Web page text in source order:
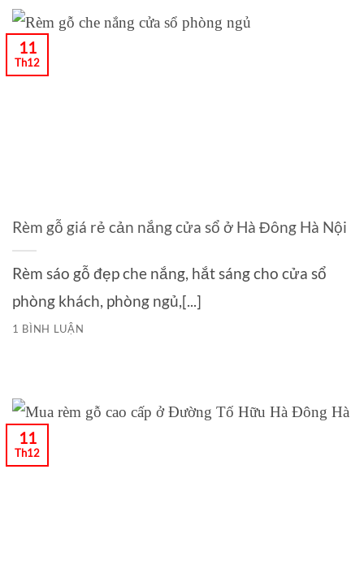
Rèm gỗ giá rẻ cản nắng cửa sổ ở Hà Đông Hà Nội
Rèm sáo gỗ đẹp che nắng, hắt sáng cho cửa sổ
phòng khách, phòng ngủ,[...]
1 BÌNH LUẬN
11
Th12
11
Th12